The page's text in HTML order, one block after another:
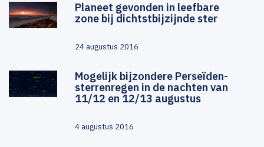
Planeet gevonden in leefbare
zone bij dichtstbijzijnde ster
24 augustus 2016
Mogelijk bijzondere Perseïden-
sterrenregen in de nachten van
11/12 en 12/13 augustus
4 augustus 2016